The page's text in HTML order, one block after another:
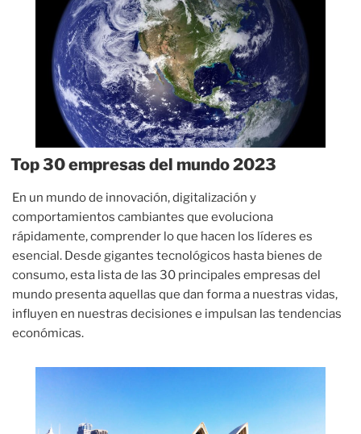
Top 30 empresas del mundo 2023
En un mundo de innovación, digitalización y
comportamientos cambiantes que evoluciona
rápidamente, comprender lo que hacen los líderes es
esencial. Desde gigantes tecnológicos hasta bienes de
consumo, esta lista de las 30 principales empresas del
mundo presenta aquellas que dan forma a nuestras vidas,
influyen en nuestras decisiones e impulsan las tendencias
económicas.